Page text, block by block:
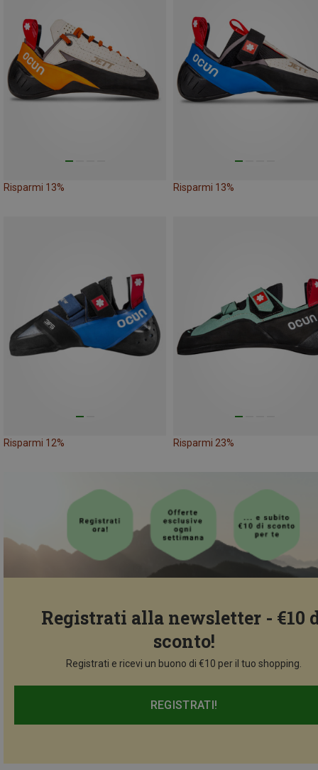
Risparmi 13% Risparmi 13%
Risparmi 12% Risparmi 23%
Registrati alla newsletter - €10
sconto!
Registrati e ricevi un buono di €10 per il tuo shopping.
REGISTRATI!